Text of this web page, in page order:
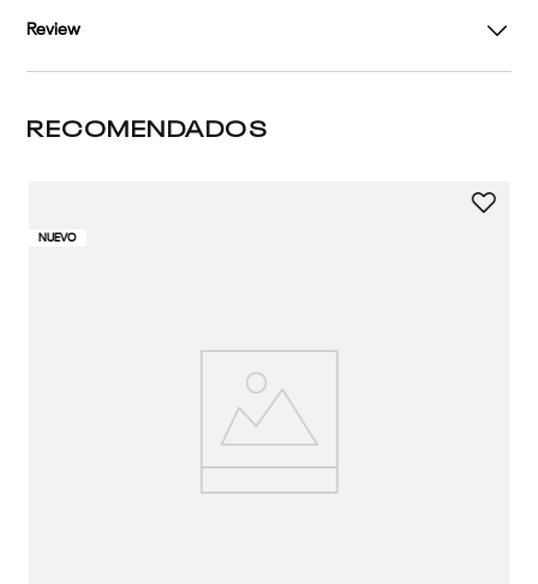
Review
RECOMENDADOS
NUEVO